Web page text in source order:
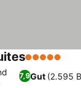
5 Sterne
7,9Gut (2.595